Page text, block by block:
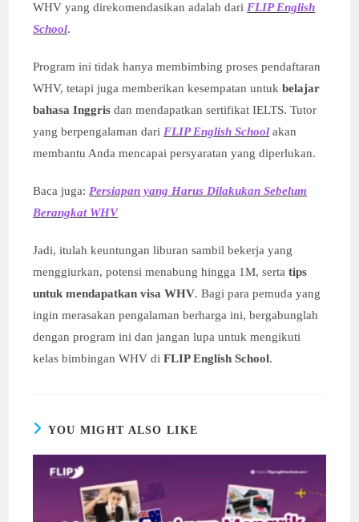
WHV yang direkomendasikan adalah dariFLIP English
School.
Program ini tidak hanya membimbing proses pendaftaran
WHV, tetapi juga memberikan kesempatan untukbelajar
bahasa Inggris dan mendapatkan sertifikat IELTS. Tutor
yang berpengalaman dariFLIP English School akan
membantu Anda mencapai persyaratan yang diperlukan.
Baca juga:Persiapan yang Harus Dilakukan Sebelum
Berangkat WHV
Jadi, itulah keuntungan liburan sambil bekerja yang
menggiurkan, potensi menabung hingga 1M, sertatips
untuk mendapatkan visa WHV. Bagi para pemuda yang
ingin merasakan pengalaman berharga ini, bergabunglah
dengan program ini dan jangan lupa untuk mengikuti
kelas bimbingan WHV diFLIP English School.
YOU MIGHT ALSO LIKE